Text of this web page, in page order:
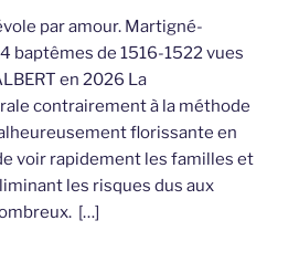
par amour. Martigné-
baptêmes de 1516-1522 vues
en 2026 La
contrairement à la méthode
florissante en
voir rapidement les familles et
les risques dus aux
[…]